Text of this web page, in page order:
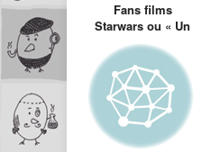
Fans films
Starwars ou « Un
dimanche après-
midi sur Youtube »